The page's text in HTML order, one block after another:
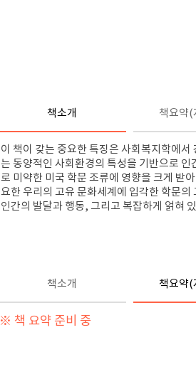
책소개 책요약(
이 책이 갖는 중요한 특징은 사회복지학에
는 동양적인 사회환경의 특성을 기반으로
로 미약한 미국 학문 조류에 영향을 크게 받
요한 우리의 고유 문화세계에 입각한 학문
인간의 발달과 행동, 그리고 복잡하게 얽혀
책소개 책요약(
※ 책 요약 준비 중